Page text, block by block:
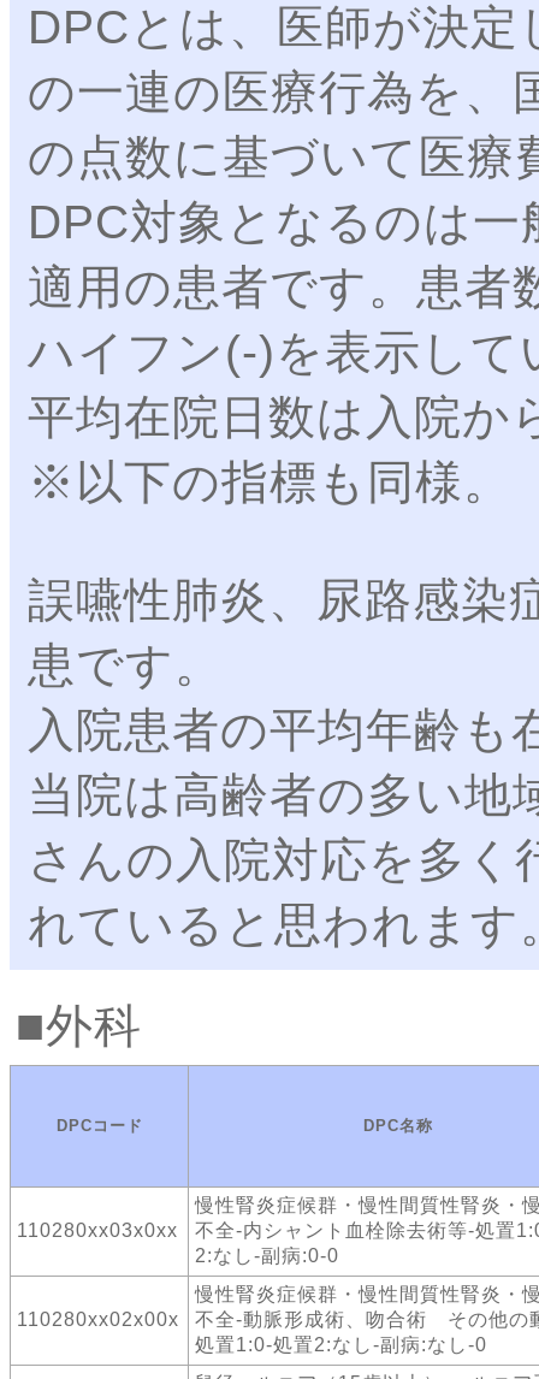
DPCとは、医師が決
の一連の医療行為を、
の点数に基づいて医療
DPC対象となるのは
適用の患者です。患者
ハイフン(-)を表示して
平均在院日数は入院か
※以下の指標も同様。
誤嚥性肺炎、尿路感染
患です。
入院患者の平均年齢
当院は高齢者の多い地
さんの入院対応を多
れていると思われます
外科
DPCコード DPC名称
110280xx03x0xx
慢性腎炎症候群・慢性間質性腎炎・
不全-内シャント血栓除去術等-処置
2:なし-副病:0-0
110280xx02x00x
慢性腎炎症候群・慢性間質性腎炎・
不全-動脈形成術、吻合術 その他の
処置1:0-処置2:なし-副病:なし-0